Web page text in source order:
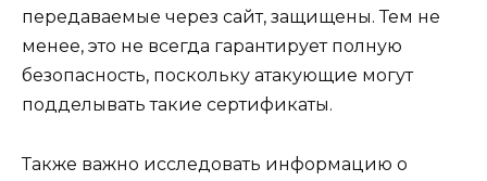
передаваемые через сайт, защищены. Тем не
менее, это не всегда гарантирует полную
безопасность, поскольку атакующие могут
подделывать такие сертификаты.
Также важно исследовать информацию о